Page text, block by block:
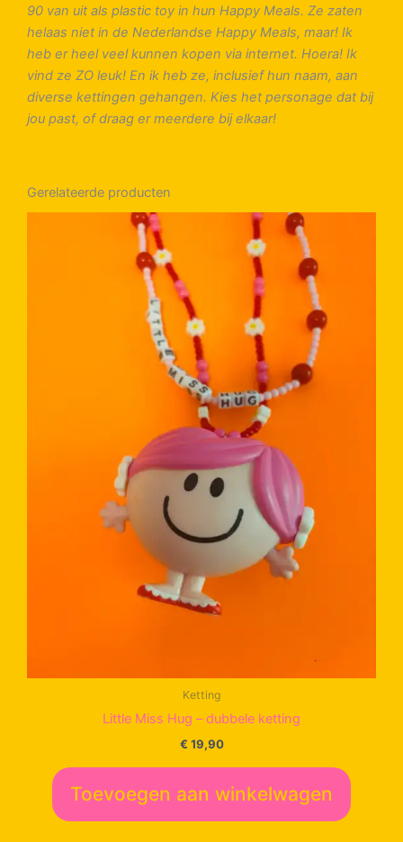
90 van uit als plastic toy in hun Happy Meals. Ze zaten
helaas niet in de Nederlandse Happy Meals, maar! Ik
heb er heel veel kunnen kopen via internet. Hoera! Ik
vind ze ZO leuk! En ik heb ze, inclusief hun naam, aan
diverse kettingen gehangen. Kies het personage dat bij
jou past, of draag er meerdere bij elkaar!
Gerelateerde producten
Ketting
Little Miss Hug – dubbele ketting
€ 19,90
Toevoegen aan winkelwagen